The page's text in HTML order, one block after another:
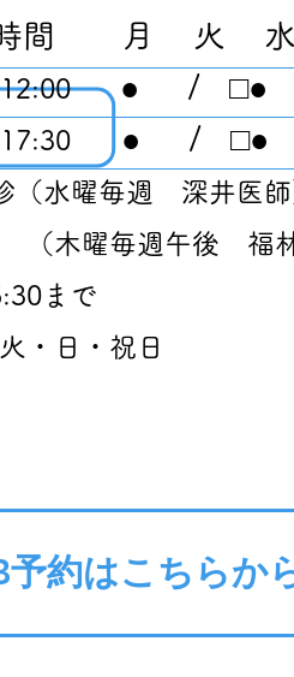
時間 月 火
:00 ● / □●
0 ● /
水曜毎週 深井医師
毎週午後 福林
まで
・日・祝日
予約はこちらか